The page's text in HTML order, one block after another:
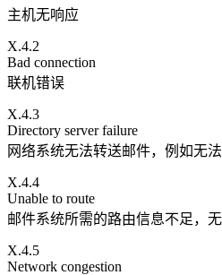
主机无响应
X.4.2
Bad connection
联机错误
X.4.3
Directory server failure
网络系统无法转送邮件，例如无
X.4.4
Unable to route
邮件系统所需的路由信息不足，
X.4.5
Network congestion